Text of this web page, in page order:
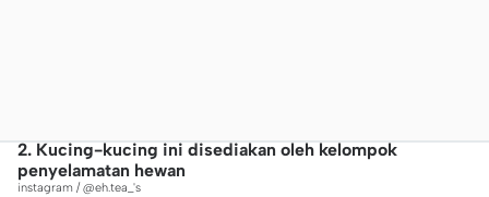
2. Kucing-kucing ini disediakan oleh kelompok
penyelamatan hewan
instagram / @eh.tea_'s